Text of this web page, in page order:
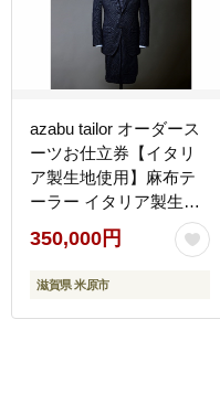
azabu tailor オーダース
ーツお仕立券【イタリ
ア製生地使用】麻布テ
ーラー イタリア製生地
スーツ オーダー ラグジ
ュアリー シングル チケ
ット 券 ファッション 服
ネス フォーマル セット
350,000円
滋賀県 米原市